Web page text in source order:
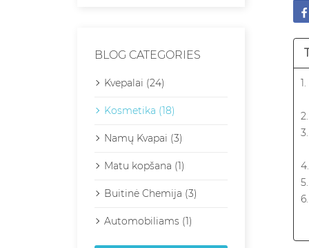
BLOG CATEGORIES
Kvepalai (24)
Kosmetika (18)
Namų Kvapai (3)
Matu kopšana (1)
Buitinė Chemija (3)
Automobiliams (1)